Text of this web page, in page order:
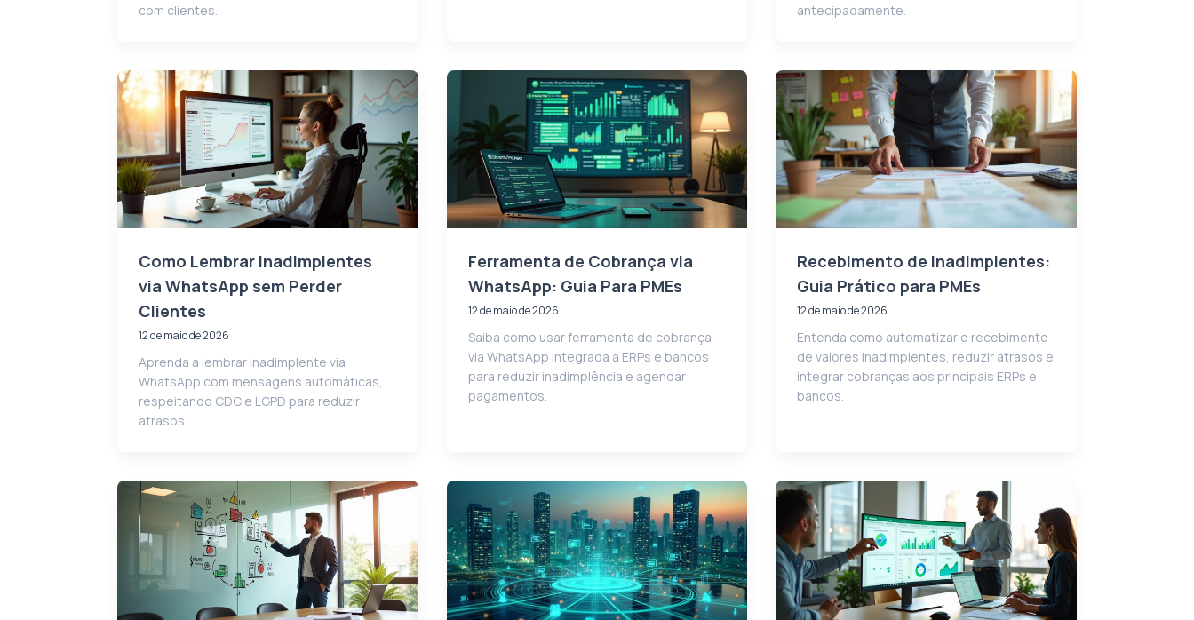
com clientes.
antecipadamente.
Como Lembrar Inadimplentes
via WhatsApp sem Perder
Clientes
12 de maio de 2026
Aprenda a lembrar inadimplente via
WhatsApp com mensagens automáticas,
respeitando CDC e LGPD para reduzir
atrasos.
Ferramenta de Cobrança via
WhatsApp: Guia Para PMEs
12 de maio de 2026
Saiba como usar ferramenta de cobrança
via WhatsApp integrada a ERPs e bancos
para reduzir inadimplência e agendar
pagamentos.
Recebimento de Inadimplentes:
Guia Prático para PMEs
12 de maio de 2026
Entenda como automatizar o recebimento
de valores inadimplentes, reduzir atrasos e
integrar cobranças aos principais ERPs e
bancos.